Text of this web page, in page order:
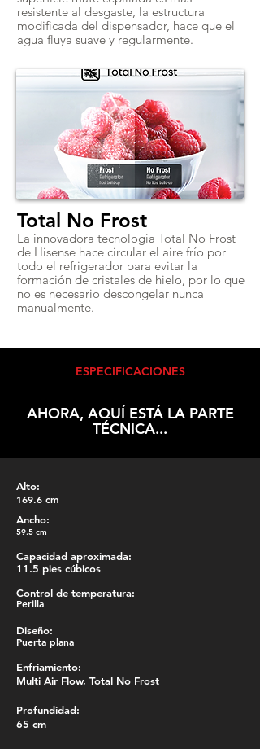
resistente al desgaste, la estructura
modificada del dispensador, hace que el
agua fluya suave y regularmente.
Total No Frost
La innovadora tecnología Total No Frost
de Hisense hace circular el aire frío por
todo el refrigerador para evitar la
formación de cristales de hielo, por lo que
no es necesario descongelar nunca
manualmente.
ESPECIFICACIONES
AHORA, AQUÍ ESTÁ LA PARTE
TÉCNICA...
Alto:
169.6 cm
Ancho:
59.5 cm
Capacidad aproximada:
11.5 pies cúbicos
Control de temperatura:
Perilla
Diseño:
Puerta plana
Enfriamiento:
Multi Air Flow, Total No Frost
Profundidad:
65 cm